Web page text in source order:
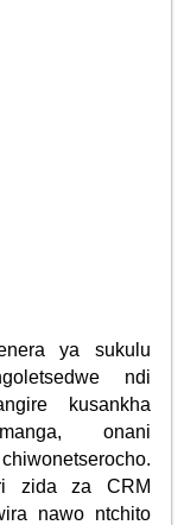
ya sukulu
ndi
kusankha
onani
zida za CRM
nawo ntchito